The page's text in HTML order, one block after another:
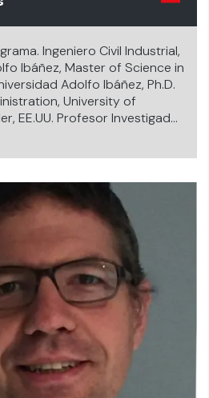
Ingeniero Civil Industrial,
Ibáñez, Master of Science in
Adolfo Ibáñez, Ph.D.
University of
EE.UU. Profesor Investigador